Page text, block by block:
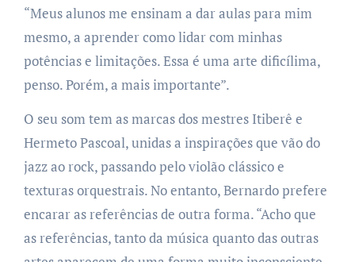
“Meus alunos me ensinam a dar aulas para mim
mesmo, a aprender como lidar com minhas
potências e limitações. Essa é uma arte dificílima,
penso. Porém, a mais importante”.
O seu som tem as marcas dos mestres Itiberê e
Hermeto Pascoal, unidas a inspirações que vão do
jazz ao rock, passando pelo violão clássico e
texturas orquestrais. No entanto, Bernardo prefere
encarar as referências de outra forma. “Acho que
as referências, tanto da música quanto das outras